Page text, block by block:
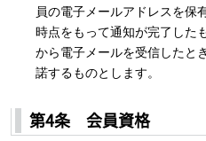
員の電子メールアドレスを保
時点をもって通知が完了した
から電子メールを受信したと
諾するものとします。
第4条 会員資格